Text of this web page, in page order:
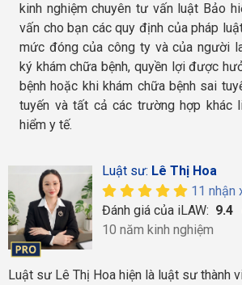
kinh nghiệm chuyên tư vấn luật Bảo
vấn cho bạn các quy định của pháp
mức đóng của công ty và của người
ký khám chữa bệnh, quyền lợi được
bệnh hoặc khi khám chữa bệnh sai
tuyến và tất cả các trường hợp khác
hiểm y tế.
Luật sư: Lê Thị Hoa
11 nhận
Đánh giá của iLAW: 9.4
10 năm kinh nghiệm
Luật sư Lê Thị Hoa hiện là luật sư thành